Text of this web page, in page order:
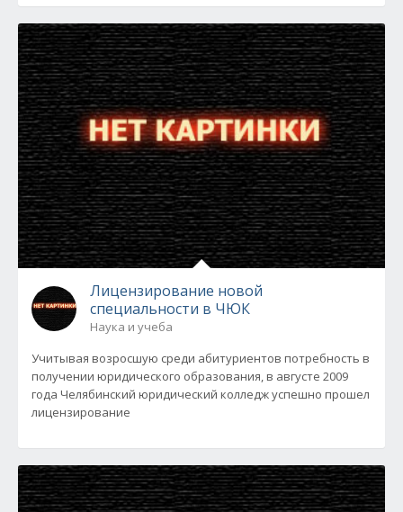
Лицензирование новой
специальности в ЧЮК
Наука и учеба
Учитывая возросшую среди абитуриентов потребность в
получении юридического образования, в августе 2009
года Челябинский юридический колледж успешно прошел
лицензирование